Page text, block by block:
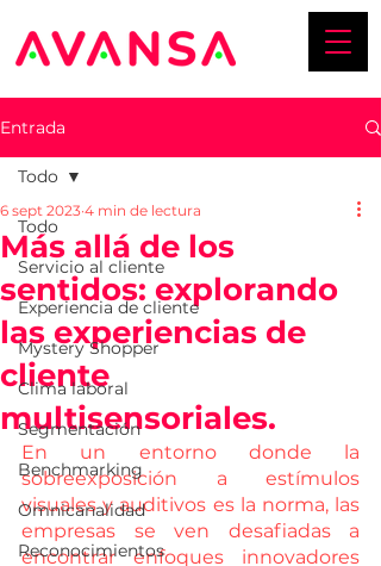
Entrada
Todo
Servicio al cliente
Experiencia de cliente
Mystery Shopper
Clima laboral
Segmentación
Benchmarking
Omnicanalidad
Reconocimientos
Todo
Más allá de los
sentidos: explorando
las experiencias de
cliente
multisensoriales.
6 sept 2023 4 min de lectura
En un entorno donde la
sobreexposición a estímulos
visuales y auditivos es la norma, las
empresas se ven desafiadas a
encontrar enfoques innovadores